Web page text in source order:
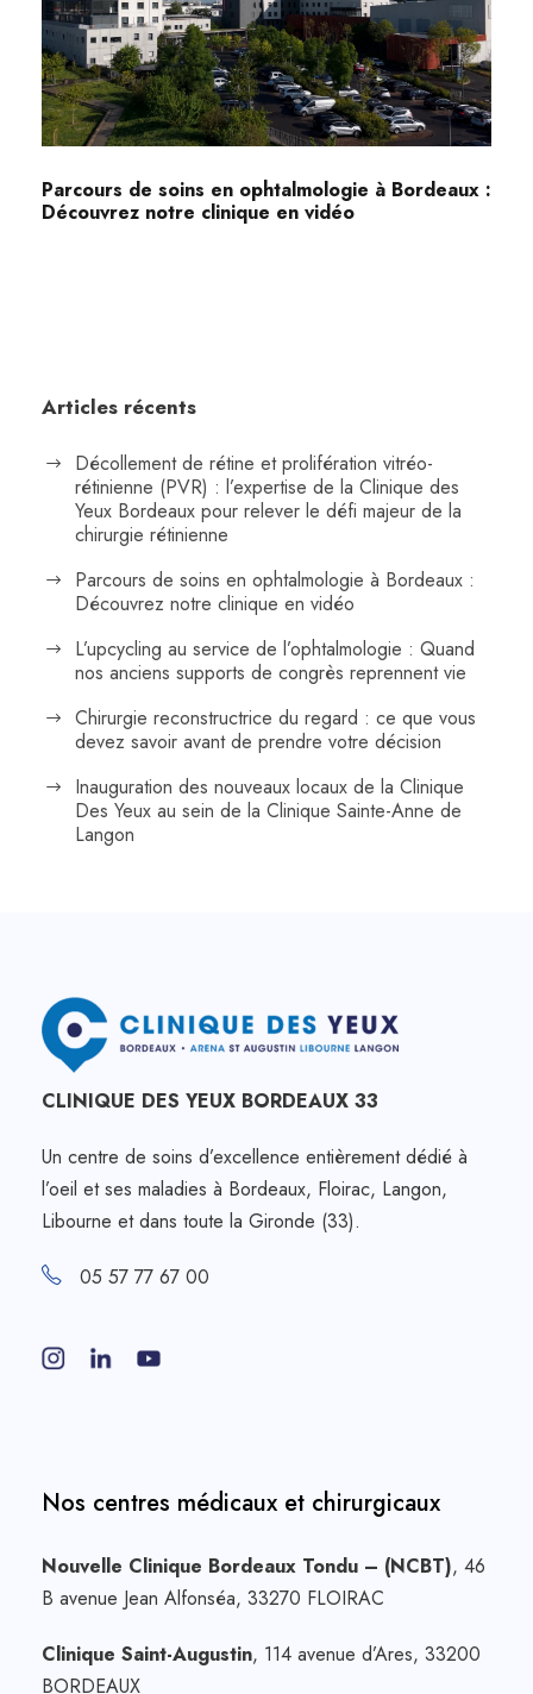
Parcours de soins en ophtalmologie à Bordeaux :
Découvrez notre clinique en vidéo
Articles récents
Décollement de rétine et prolifération vitréo-
rétinienne (PVR) : l’expertise de la Clinique des
Yeux Bordeaux pour relever le défi majeur de la
chirurgie rétinienne
Parcours de soins en ophtalmologie à Bordeaux :
Découvrez notre clinique en vidéo
L’upcycling au service de l’ophtalmologie : Quand
nos anciens supports de congrès reprennent vie
Chirurgie reconstructrice du regard : ce que vous
devez savoir avant de prendre votre décision
Inauguration des nouveaux locaux de la Clinique
Des Yeux au sein de la Clinique Sainte-Anne de
Langon
CLINIQUE DES YEUX BORDEAUX 33
Un centre de soins d’excellence entièrement dédié à
l’oeil et ses maladies à Bordeaux, Floirac, Langon,
Libourne et dans toute la Gironde (33).
05 57 77 67 00
Nos centres médicaux et chirurgicaux
Nouvelle Clinique Bordeaux Tondu – (NCBT), 46
B avenue Jean Alfonséa, 33270 FLOIRAC
Clinique Saint-Augustin, 114 avenue d’Ares, 33200
BORDEAUX